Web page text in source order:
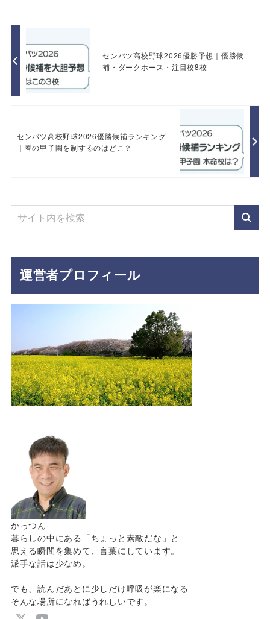
センバツ高校野球2026優勝予想｜優勝候
補・ダークホース・注目校8校
センバツ高校野球2026優勝候補ランキング
｜春の甲子園を制するのはどこ？
運営者プロフィール
かっつん
暮らしの中にある「ちょっと素敵だな」と
思える瞬間を集めて、言葉にしています。
派手な話は少なめ。
でも、読んだあとに少しだけ呼吸が楽になる
そんな場所になればうれしいです。